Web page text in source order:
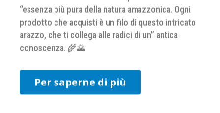
“essenza più pura della natura amazzonica. Ogni
prodotto che acquisti è un filo di questo intricato
arazzo, che ti collega alle radici di un” antica
conoscenza. 🌾🌄
Per saperne di più